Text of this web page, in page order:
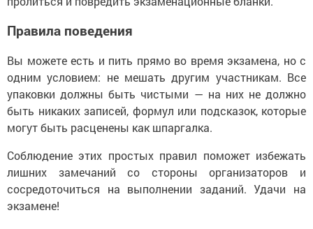
Правила поведения
Вы можете есть и пить прямо во время экзамена, но с
одним условием: не мешать другим участникам. Все
упаковки должны быть чистыми — на них не должно
быть никаких записей, формул или подсказок, которые
могут быть расценены как шпаргалка.
Соблюдение этих простых правил поможет избежать
лишних замечаний со стороны организаторов и
сосредоточиться на выполнении заданий. Удачи на
экзамене!